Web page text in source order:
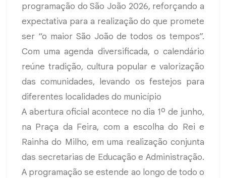
programação do São João 2026, reforçando a
expectativa para a realização do que promete
ser “o maior São João de todos os tempos”.
Com uma agenda diversificada, o calendário
reúne tradição, cultura popular e valorização
das comunidades, levando os festejos para
diferentes localidades do município
A abertura oficial acontece no dia 1º de junho,
na Praça da Feira, com a escolha do Rei e
Rainha do Milho, em uma realização conjunta
das secretarias de Educação e Administração.
A programação se estende ao longo de todo o